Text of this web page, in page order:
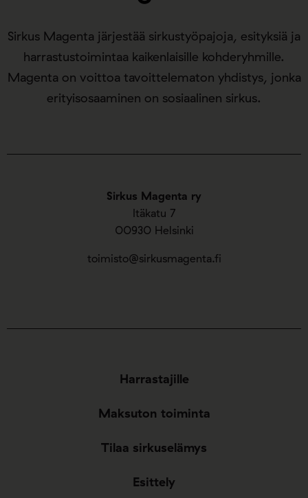
Sirkus Magenta ry
Itäkatu 7
00930 Helsinki
toimisto@sirkusmagenta.fi
Sirkus Magenta järjestää sirkustyöpajoja, esityksiä ja
harrastustoimintaa kaikenlaisille kohderyhmille.
Magenta on voittoa tavoittelematon yhdistys, jonka
erityisosaaminen on sosiaalinen sirkus.
Harrastajille
Maksuton toiminta
Tilaa sirkuselämys
Esittely